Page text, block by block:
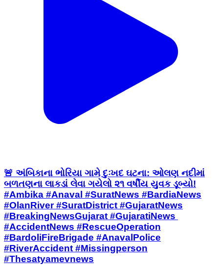
🚨 અંબિકાના ભોરિયા ગામે દુઃખદ ઘટના: ઓલણ નદીમાં
બળતણના લાકડાં લેવા ગયેલો ૨૧ વર્ષીય યુવક ડૂબ્યો! ​
#Ambika #Anaval #SuratNews #BardiaNews
#OlanRiver #SuratDistrict #GujaratNews
#BreakingNewsGujarat #GujaratiNews ​
#AccidentNews #RescueOperation
#BardoliFireBrigade #AnavalPolice
#RiverAccident #Missingperson
#Thesatyamevnews